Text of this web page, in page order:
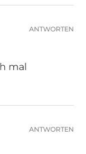
mal
ANTWORTEN
ANTWORTEN